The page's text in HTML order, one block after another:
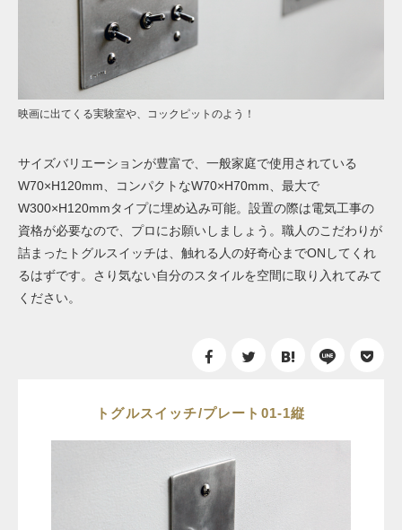
映画に出てくる実験室や、コックピットのよう！
サイズバリエーションが豊富で、一般家庭で使用されている
W70×H120mm、コンパクトなW70×H70mm、最大で
W300×H120mmタイプに埋め込み可能。設置の際は電気工事の
資格が必要なので、プロにお願いしましょう。職人のこだわりが
詰まったトグルスイッチは、触れる人の好奇心までONしてくれ
るはずです。さり気ない自分のスタイルを空間に取り入れてみて
ください。
トグルスイッチ/プレート01-1縦